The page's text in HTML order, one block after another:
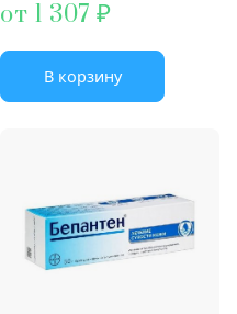
от 1 307
В корзину